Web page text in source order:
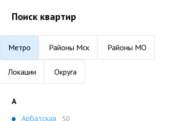
Поиск квартир
Метро Районы Мск Районы МО
Локации Округа
А
Арбатская
50